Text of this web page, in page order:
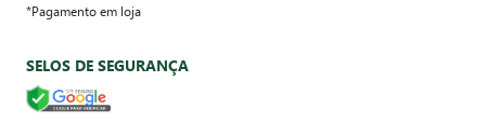
*Pagamento em loja
SELOS DE SEGURANÇA